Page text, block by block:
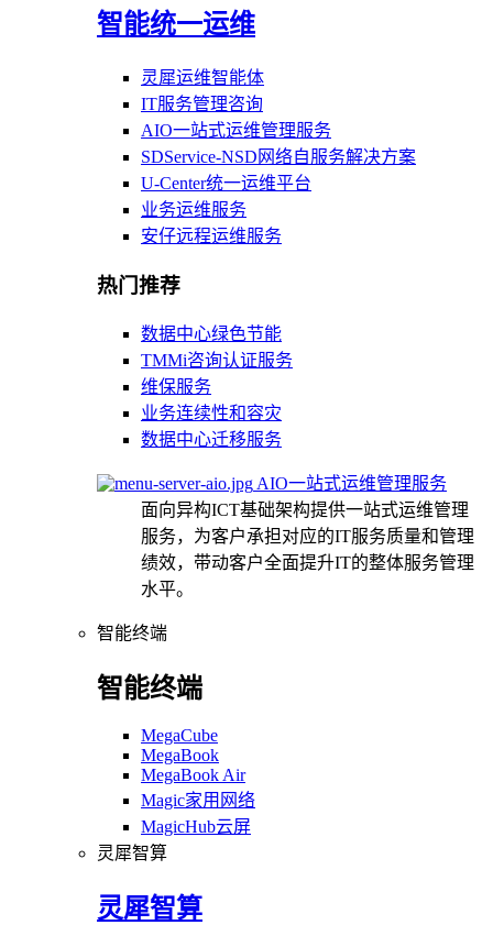
智能统一运维
灵犀运维智能体
IT服务管理咨询
AIO一站式运维管理服务
SDService-NSD网络自服务解决方案
U-Center统一运维平台
业务运维服务
安仔远程运维服务
热门推荐
数据中心绿色节能
TMMi咨询认证服务
维保服务
业务连续性和容灾
数据中心迁移服务
AIO一站式运维管理服务
面向异构ICT基础架构提供一站式运维管理
服务，为客户承担对应的IT服务质量和管理
绩效，带动客户全面提升IT的整体服务管理
水平。
智能终端
智能终端
MegaCube
MegaBook
MegaBook Air
Magic家用网络
MagicHub云屏
灵犀智算
灵犀智算